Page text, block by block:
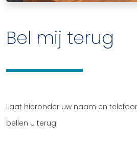
Bel mij terug
Laat hieronder uw naam en
bellen u terug.